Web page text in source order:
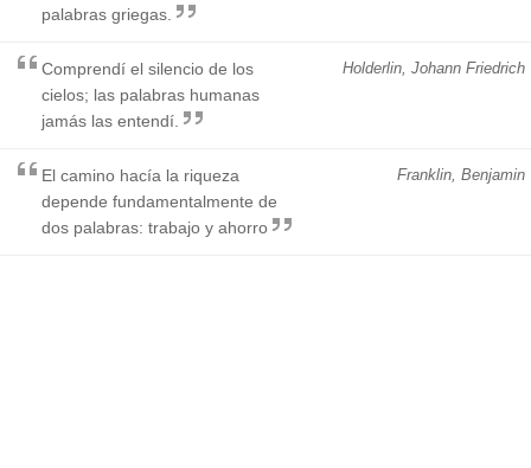
palabras griegas.
Holderlin, Johann Friedrich
Comprendí el silencio de los
cielos; las palabras humanas
jamás las entendí.
Franklin, Benjamin
El camino hacía la riqueza
depende fundamentalmente de
dos palabras: trabajo y ahorro